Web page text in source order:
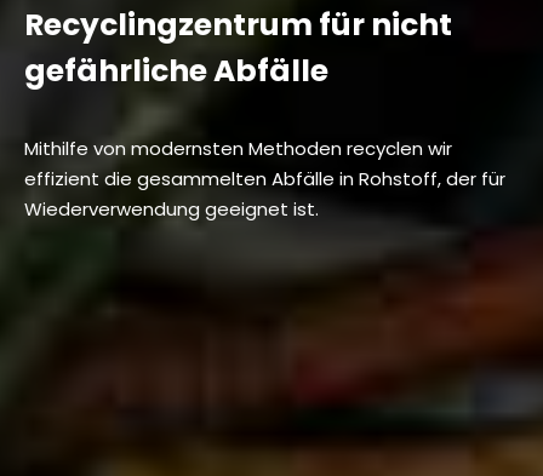
Recyclingzentrum für nicht
gefährliche Abfälle
Mithilfe von modernsten Methoden recyclen wir
effizient die gesammelten Abfälle in Rohstoff, der für
Wiederverwendung geeignet ist.